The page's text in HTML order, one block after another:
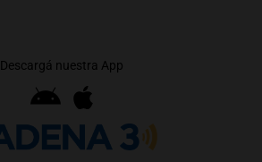
Descargá nuestra App